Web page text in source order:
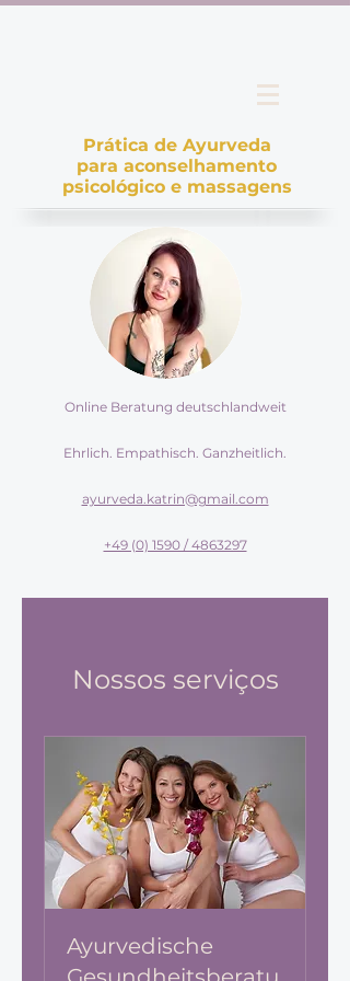
Prática de Ayurveda
para aconselhamento
psicológico e massagens
Online Beratung deutschlandweit
Ehrlich. Empathisch. Ganzheitlich.
ayurveda.katrin@gmail.com
+49 (0) 1590 / 4863297
Nossos serviços
Ayurvedische